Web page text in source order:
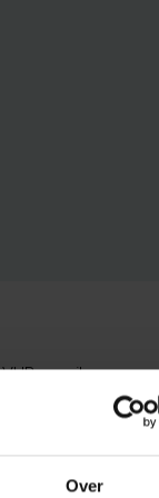
Over
email